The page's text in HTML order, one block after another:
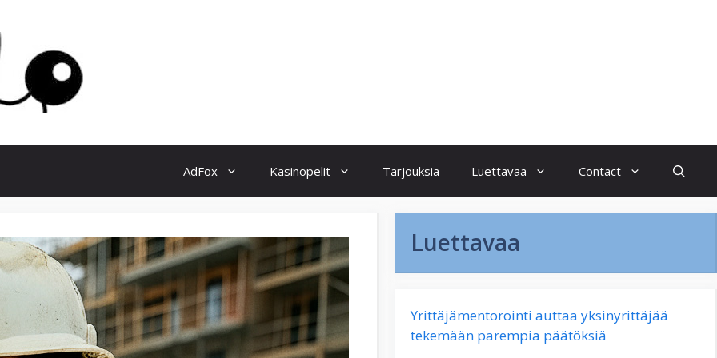
AdFox Kasinopelit Tarjouksia Luettavaa Contact
Luettavaa
Yrittäjämentorointi auttaa yksinyrittäjää
tekemään parempia päätöksiä